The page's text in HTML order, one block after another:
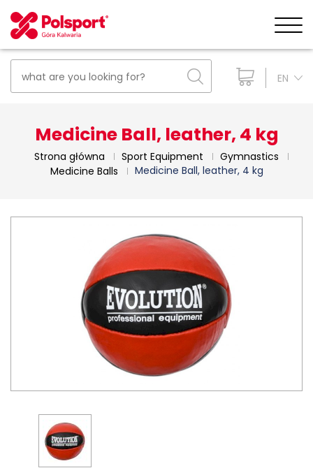
EN
Medicine Ball, leather, 4 kg
Strona główna Sport Equipment
Gymnastics
Medicine Balls
Medicine Ball, leather, 4 kg